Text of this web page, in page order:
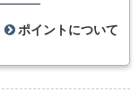
ポイントについて